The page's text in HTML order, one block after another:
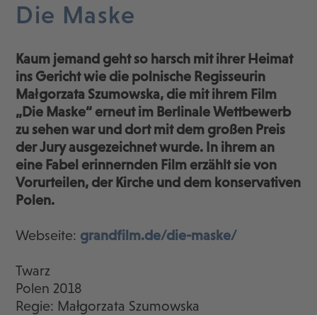
Die Maske
Kaum jemand geht so harsch mit ihrer Heimat
ins Gericht wie die polnische Regisseurin
Małgorzata Szumowska, die mit ihrem Film
„Die Maske“ erneut im Berlinale Wettbewerb
zu sehen war und dort mit dem großen Preis
der Jury ausgezeichnet wurde. In ihrem an
eine Fabel erinnernden Film erzählt sie von
Vorurteilen, der Kirche und dem konservativen
Polen.
Webseite: grandfilm.de/die-maske/
Twarz
Polen 2018
Regie: Małgorzata Szumowska